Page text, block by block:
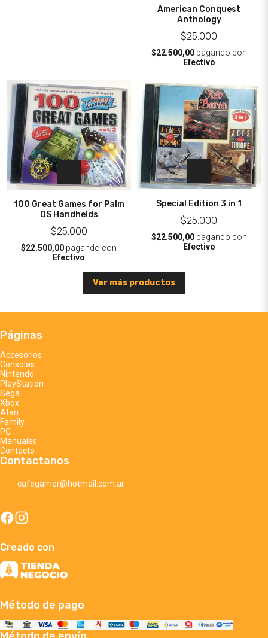
American Conquest
Anthology
$25.000
$22.500,00pagando con
Efectivo
100 Great Games for Palm
OS Handhelds
$25.000
$22.500,00 pagando con
Efectivo
Special Edition 3 in 1
$25.000
$22.500,00pagando con
Efectivo
Ver más productos
Páginas
Accesorios
Consolas
Nintendo
PlayStation
Sega
Xbox
Atari
Family
PC
Manuales
Contacto
Contactanos
cafegamer@hotmail.com.ar
Creado con
Método de pago